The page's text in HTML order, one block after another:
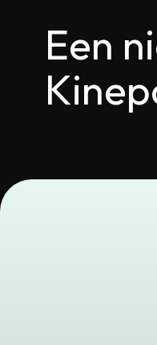
Een